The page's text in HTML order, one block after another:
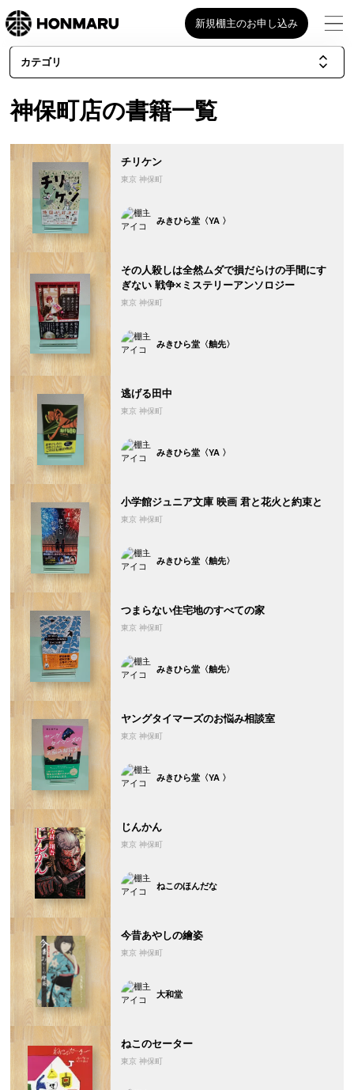
新規棚主のお申し込み
カテゴリ
神保町店の書籍一覧
チリケン
東京 神保町
みきひら堂〈YA 〉
その人殺しは全然ムダで損だらけの手間にす
ぎない 戦争×ミステリーアンソロジー
東京 神保町
みきひら堂〈舳先〉
逃げる田中
東京 神保町
みきひら堂〈YA 〉
小学館ジュニア文庫 映画 君と花火と約束と
東京 神保町
みきひら堂〈舳先〉
つまらない住宅地のすべての家
東京 神保町
みきひら堂〈舳先〉
ヤングタイマーズのお悩み相談室
東京 神保町
みきひら堂〈YA 〉
じんかん
東京 神保町
ねこのほんだな
今昔あやしの繪姿
東京 神保町
大和堂
ねこのセーター
東京 神保町